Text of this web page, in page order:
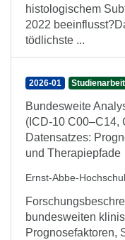
histologischem
2022
tödlichste ...
2026-01 Studienarbeit
Bundesweite
(ICD-10 C00–C14,
Datensatzes:
und Therapiepfade
Ernst-Abbe-
bundesweiten
Prognosefaktoren,